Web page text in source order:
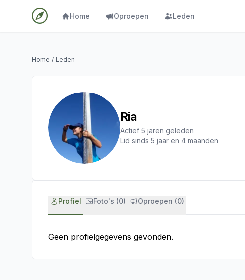
Home Oproepen Leden
Home / Leden
Ria
Actief 5 jaren geleden
Lid sinds 5 jaar en 4 maanden
Profiel Foto's (0) Oproepen (0)
Geen profielgegevens gevonden.